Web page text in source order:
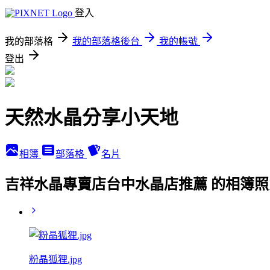
登入
我的部落格 我的部落格後台
我的帳號
登出
天然水晶分享小天地
相簿 部落格 名片
吉祥水晶專賣店台中水晶店推薦 的相簿
粉晶狐狸.jpg